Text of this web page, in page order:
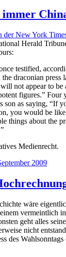
immer
der New York
Herald
testified,
the draconian press
not appear to
figures.” Four
son as saying, “If
you would be
things about the
Medienrecht.
2009
wäre
vermeintlich
geht alles
nicht
des